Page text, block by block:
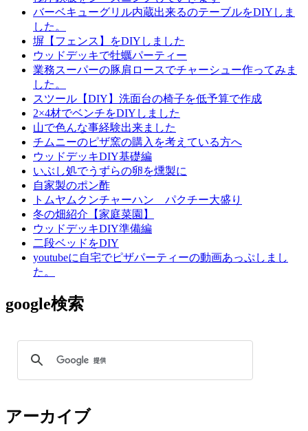
バーベキューグリル内蔵出来るのテーブルをDIYしま
した。
塀【フェンス】をDIYしました
ウッドデッキで牡蠣パーティー
業務スーパーの豚肩ロースでチャーシュー作ってみま
した。
スツール【DIY】洗面台の椅子を低予算で作成
2×4材でベンチをDIYしました
山で色んな事経験出来ました
チムニーのピザ窯の購入を考えている方へ
ウッドデッキDIY基礎編
いぶし処でうずらの卵を燻製に
自家製のポン酢
トムヤムクンチャーハン パクチー大盛り
冬の畑紹介【家庭菜園】
ウッドデッキDIY準備編
二段ベッドをDIY
youtubeに自宅でピザパーティーの動画あっぷしまし
た。
google検索
アーカイブ